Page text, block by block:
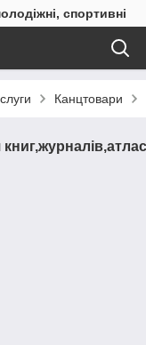
спортивні
Канцтовари